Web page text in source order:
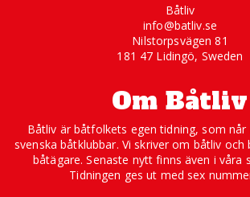
Båtliv
info@batliv.se
Nilstorpsvägen 81
181 47 Lidingö, Sweden
Om Båtliv
Båtliv är båtfolkets egen tidning, som
svenska båtklubbar. Vi skriver om båtliv
båtägare. Senaste nytt finns även i våra
Tidningen ges ut med sex